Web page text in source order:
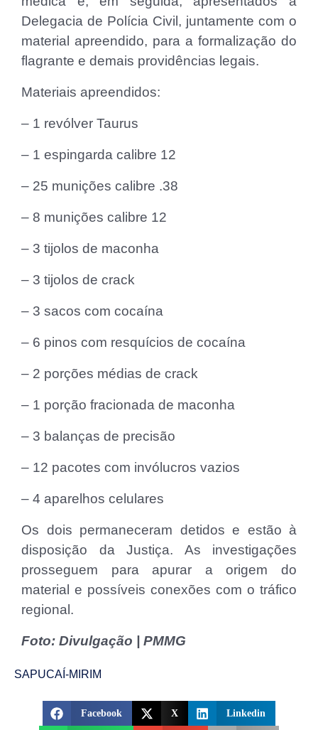
Delegacia de Polícia Civil, juntamente com o
material apreendido, para a formalização do
flagrante e demais providências legais.
Materiais apreendidos:
– 1 revólver Taurus
– 1 espingarda calibre 12
– 25 munições calibre .38
– 8 munições calibre 12
– 3 tijolos de maconha
– 3 tijolos de crack
– 3 sacos com cocaína
– 6 pinos com resquícios de cocaína
– 2 porções médias de crack
– 1 porção fracionada de maconha
– 3 balanças de precisão
– 12 pacotes com invólucros vazios
– 4 aparelhos celulares
Os dois permaneceram detidos e estão à
disposição da Justiça. As investigações
prosseguem para apurar a origem do
material e possíveis conexões com o tráfico
regional.
Foto: Divulgação | PMMG
SAPUCAÍ-MIRIM
Facebook X Linkedin